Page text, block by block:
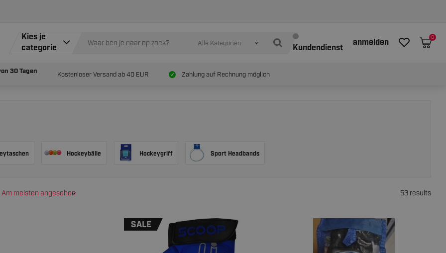
Kies je
categorie
Alle Kategorien Kundendienst
anmelden
0
30 Tagen Kostenloser Versand ab 40 EUR Zahlung auf Rechnung möglich
Hockeybälle Hockeygriff Sport Headbands
Am meisten angesehen 53 results
SALE